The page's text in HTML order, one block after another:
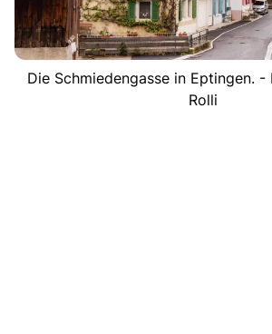
Die Schmiedengasse in Eptingen. -
Rolli